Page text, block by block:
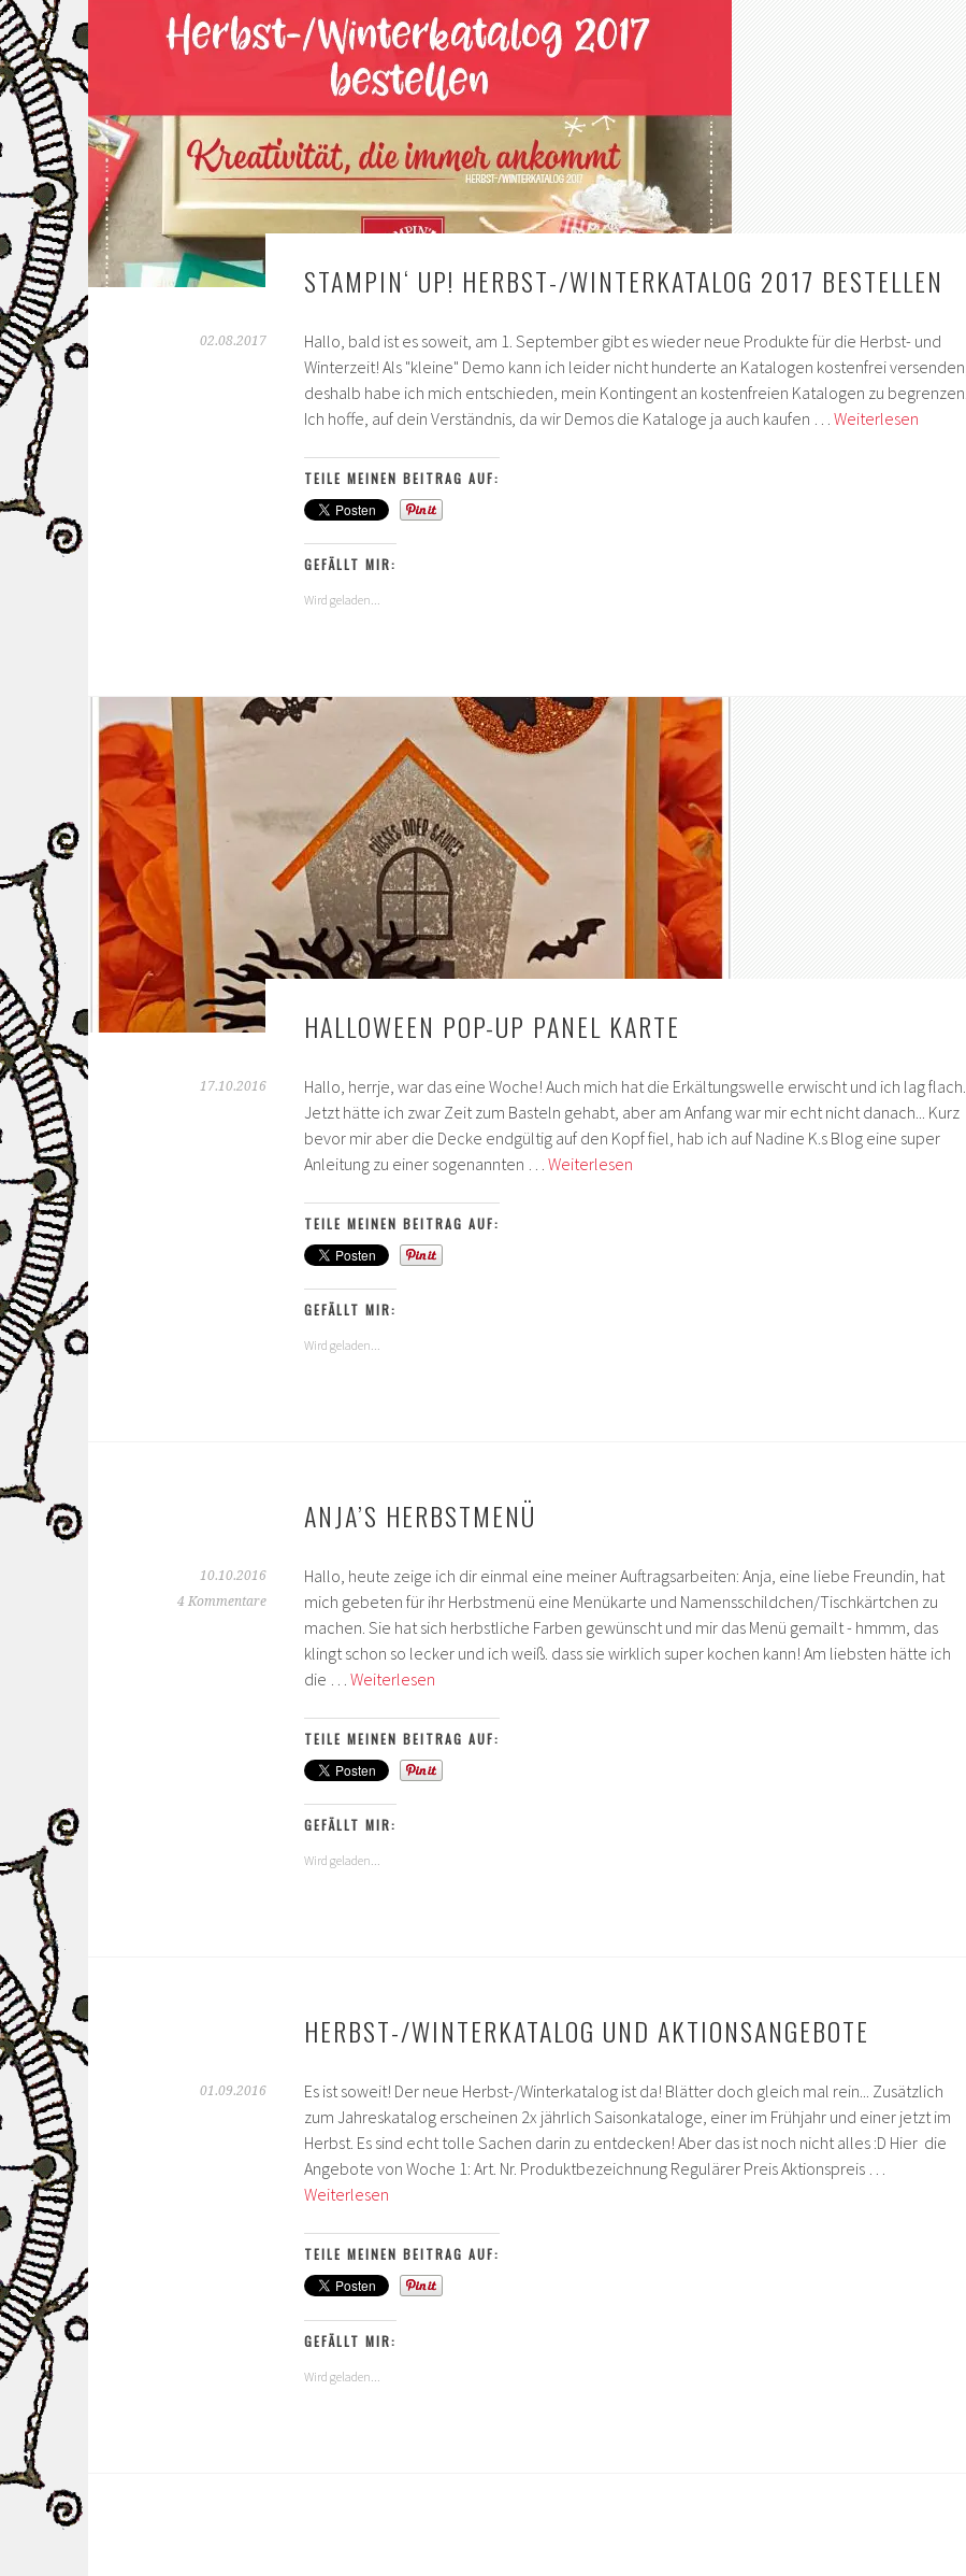
STAMPIN‘ UP! HERBST-/WINTERKATALOG 2017 BESTELLEN
02.08.2017
Hallo, bald ist es soweit, am 1. September gibt es wieder neue Produkte für die Herbst- und
Winterzeit! Als "kleine" Demo kann ich leider nicht hunderte an Katalogen kostenfrei versenden,
deshalb habe ich mich entschieden, mein Kontingent an kostenfreien Katalogen zu begrenzen.
Ich hoffe, auf dein Verständnis, da wir Demos die Kataloge ja auch kaufen … Weiterlesen
TEILE MEINEN BEITRAG AUF:
GEFÄLLT MIR:
Wird geladen...
HALLOWEEN POP-UP PANEL KARTE
17.10.2016
Hallo, herrje, war das eine Woche! Auch mich hat die Erkältungswelle erwischt und ich lag flach.
Jetzt hätte ich zwar Zeit zum Basteln gehabt, aber am Anfang war mir echt nicht danach... Kurz
bevor mir aber die Decke endgültig auf den Kopf fiel, hab ich auf Nadine K.s Blog eine super
Anleitung zu einer sogenannten … Weiterlesen
TEILE MEINEN BEITRAG AUF:
GEFÄLLT MIR:
Wird geladen...
ANJA’S HERBSTMENÜ
10.10.2016
4 Kommentare
Hallo, heute zeige ich dir einmal eine meiner Auftragsarbeiten: Anja, eine liebe Freundin, hat
mich gebeten für ihr Herbstmenü eine Menükarte und Namensschildchen/Tischkärtchen zu
machen. Sie hat sich herbstliche Farben gewünscht und mir das Menü gemailt - hmmm, das
klingt schon so lecker und ich weiß. dass sie wirklich super kochen kann! Am liebsten hätte ich
die … Weiterlesen
TEILE MEINEN BEITRAG AUF:
GEFÄLLT MIR:
Wird geladen...
HERBST-/WINTERKATALOG UND AKTIONSANGEBOTE
01.09.2016
Es ist soweit! Der neue Herbst-/Winterkatalog ist da! Blätter doch gleich mal rein... Zusätzlich
zum Jahreskatalog erscheinen 2x jährlich Saisonkataloge, einer im Frühjahr und einer jetzt im
Herbst. Es sind echt tolle Sachen darin zu entdecken! Aber das ist noch nicht alles :D Hier die
Angebote von Woche 1: Art. Nr. Produktbezeichnung Regulärer Preis Aktionspreis …
Weiterlesen
Aktionsangebote
TEILE MEINEN BEITRAG AUF:
GEFÄLLT MIR:
Wird geladen...